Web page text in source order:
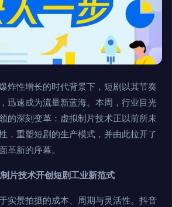
炸性增长的时代背景下，短剧以其节奏
迅速成为流量新蓝海。本周，行业目光
的深刻变革：虚拟制片技术正以前所未
，重塑短剧的生产模式，并由此拉开了
革新的序幕。
片技术开创短剧工业新范式
实景拍摄的成本、周期与灵活性。抖音